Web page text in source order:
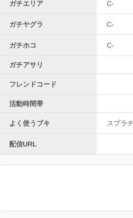
ガチエリア C-
ガチヤグラ C-
ガチホコ C-
ガチアサリ
フレンドコード
活動時間帯
よく使うブキ スプラ
配信URL